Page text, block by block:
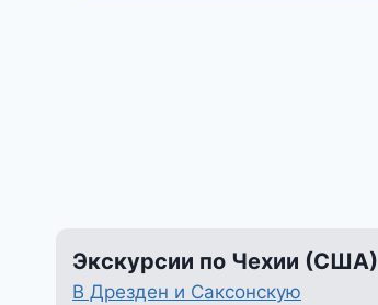
Экскурсии по Чехии (США)
В Дрезден и Саксонскую